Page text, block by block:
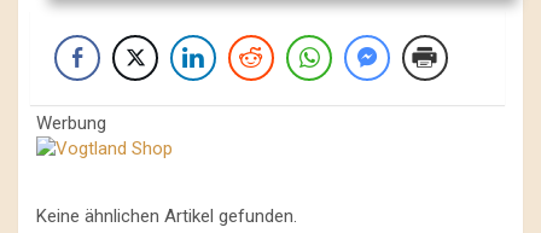
Werbung
Keine ähnlichen Artikel gefunden.